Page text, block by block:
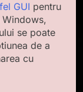
GUI pentru
se poate
de a
cu